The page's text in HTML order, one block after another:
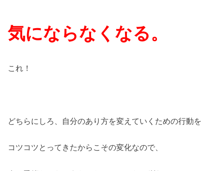
気にならなくなる。
これ！
どちらにしろ、自分のあり方を変えていくための行動を
コツコツとってきたからこその変化なので、